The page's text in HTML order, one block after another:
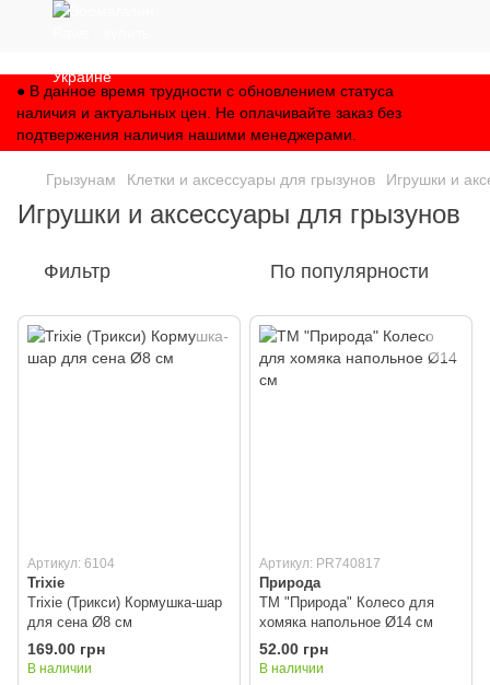
● В данное время трудности с обновлением статуса
наличия и актуальных цен. Не оплачивайте заказ без
подтвержения наличия нашими менеджерами.
Грызунам Клетки и аксессуары для грызунов Игрушки и
Игрушки и аксессуары для грызунов
Фильтр По популярности
Артикул: 6104
Trixie
Trixie (Трикси) Кормушка-шар
для сена Ø8 см
169.00 грн
В наличии
Артикул: PR740817
Природа
ТМ "Природа" Колесо для
хомяка напольное Ø14 см
52.00 грн
В наличии